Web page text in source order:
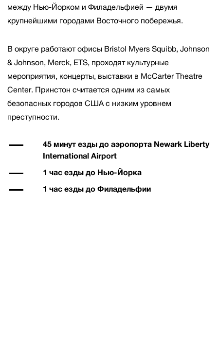
между Нью-Йорком и Филадельфией — двумя
крупнейшими городами Восточного побережья.
В округе работают офисы Bristol Myers Squibb, Johnson
& Johnson, Merck, ETS, проходят культурные
мероприятия, концерты, выставки в McCarter Theatre
Center. Принстон считается одним из самых
безопасных городов США с низким уровнем
преступности.
45 минут езды до аэропорта Newark Liberty
International Airport
1 час езды до Нью-Йорка
1 час езды до Филадельфии